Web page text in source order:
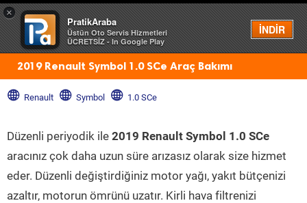
×
PratikAraba
Üstün Oto Servis Hizmetleri
ÜCRETSİZ - In Google Play
İNDİR
Menü
2019 Renault Symbol 1.0 SCe Araç Bakımı
Renault Symbol 1.0 SCe
Düzenli periyodik ile 2019 Renault Symbol 1.0 SCe
aracınız çok daha uzun süre arızasız olarak size hizmet
eder. Düzenli değiştirdiğiniz motor yağı, yakıt bütçenizi
azaltır, motorun ömrünü uzatır. Kirli hava filtrenizi